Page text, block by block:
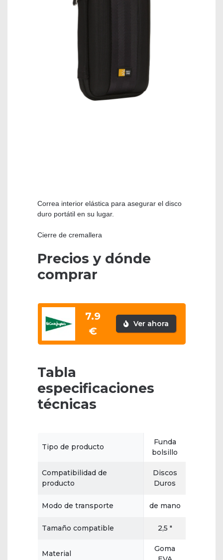
Correa interior elástica para asegurar el disco
duro portátil en su lugar.
Cierre de cremallera
Precios y dónde
comprar
7.9
€
Ver ahora
Tabla
especificaciones
técnicas
Tipo de producto
Funda
bolsillo
Compatibilidad de
producto
Discos
Duros
Modo de transporte de mano
Tamaño compatible 2,5 "
Material
Goma